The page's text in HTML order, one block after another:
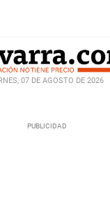
07 DE AGOSTO DE 2026